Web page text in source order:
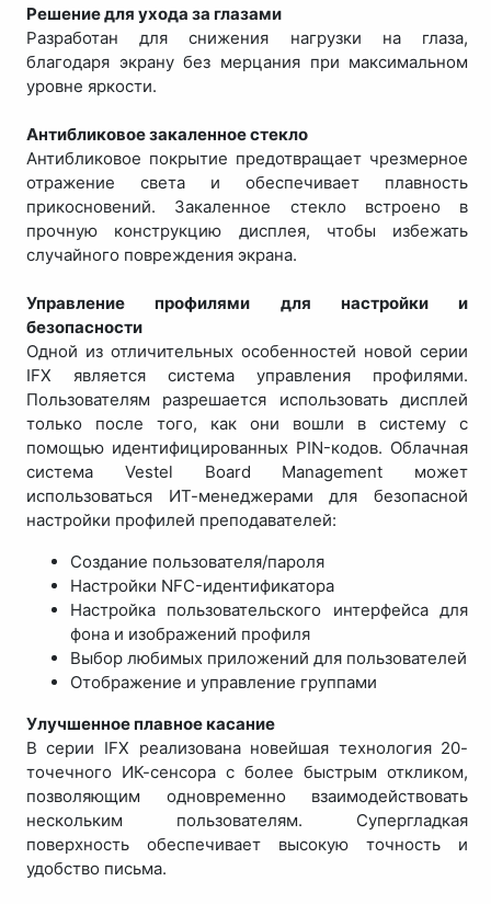
Решение для ухода за глазами
Разработан для снижения нагрузки на глаза,
благодаря экрану без мерцания при максимальном
уровне яркости.
Антибликовое закаленное стекло
Антибликовое покрытие предотвращает чрезмерное
отражение света и обеспечивает плавность
прикосновений. Закаленное стекло встроено в
прочную конструкцию дисплея, чтобы избежать
случайного повреждения экрана.
Управление профилями для настройки и
безопасности
Одной из отличительных особенностей новой серии
IFX является система управления профилями.
Пользователям разрешается использовать дисплей
только после того, как они вошли в систему с
помощью идентифицированных PIN-кодов. Облачная
система Vestel Board Management может
использоваться ИТ-менеджерами для безопасной
настройки профилей преподавателей:
Создание пользователя/пароля
Настройки NFC-идентификатора
Настройка пользовательского интерфейса для
фона и изображений профиля
Выбор любимых приложений для пользователей
Отображение и управление группами
Улучшенное плавное касание
В серии IFX реализована новейшая технология 20-
точечного ИК-сенсора с более быстрым откликом,
позволяющим одновременно взаимодействовать
нескольким пользователям. Супергладкая
поверхность обеспечивает высокую точность и
удобство письма.